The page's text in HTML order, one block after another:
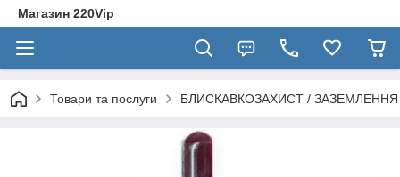
Магазин 220Vip
Товари та послуги БЛИСКАВКОЗАХИСТ / ЗАЗЕМЛЕННЯ